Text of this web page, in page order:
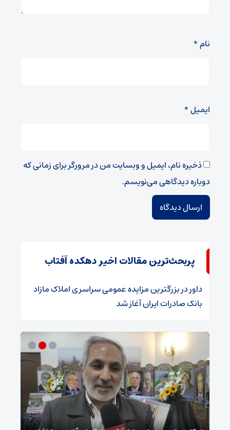
نام*
ایمیل*
ذخیره نام، ایمیل و وبسایت من در مرورگر برای زمانی که
دوباره دیدگاهی می‌نویسم.
پربحث‌ترین مقالات اخیر دهکده آفتاب
داوردر​بزرگترین مزایده عمومی سراسری املاک مازاد
بانک صادرات ایران آغاز شد